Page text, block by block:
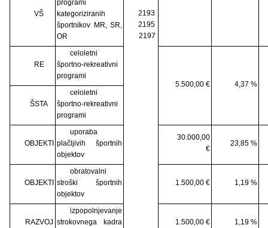
2193
2195
2197
VŠ
programi
kategoriziranih
športnikov MR, SR,
OR
RE
celoletni
športno-rekreativni
programi
5.500,00 €
4,37 %
ŠSTA
celoletni
športno-rekreativni
programi
OBJEKTI
uporaba
plačljivih športnih
objektov
30.000,00
€
23,85 %
OBJEKTI
obratovalni
stroški športnih
objektov
1.500,00 € 1,19 %
RAZVOJ
izpopolnjevanje
strokovnega kadra
1.500,00 € 1,19 %